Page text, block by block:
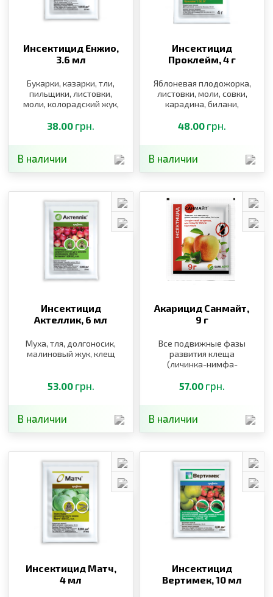
Инсектицид Енжио,
3.6 мл
Букарки, казарки, тли,
пильщики, листовки,
моли, колорадский жук,
плодожорка,
долгоносики,
38.00 грн.
В наличии
Инсектицид
Проклейм,4 г
Яблоневая плодожорка,
листовки, моли, совки,
карадина, билани,
48.00 грн.
В наличии
Инсектицид
Актеллик, 6 мл
Муха, тля, долгоносик,
малиновый жук, клещ
53.00 грн.
В наличии
Акарицид Санмайт,
9 г
Все подвижные фазы
развития клеща
(личинка-нимфа-
57.00 грн.
В наличии
Инсектицид Матч,
4 мл
Инсектицид
Вертимек,10 мл